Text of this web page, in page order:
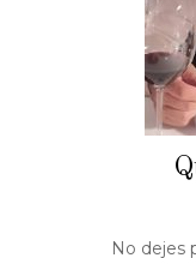
No dejes